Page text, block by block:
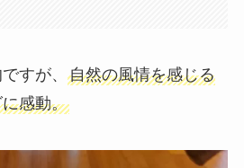
すが、
自然の風情を感じる
感動。